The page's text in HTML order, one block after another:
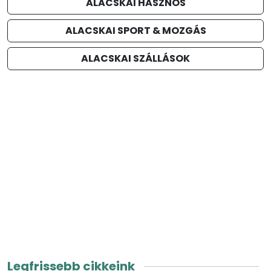
ALACSKAI SPORT & MOZGÁS
ALACSKAI SZÁLLÁSOK
Legfrissebb cikkeink